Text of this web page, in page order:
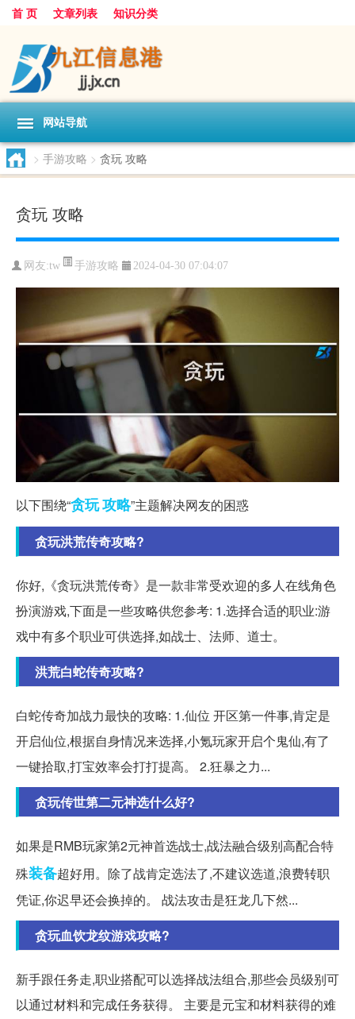
首 页 文章列表 知识分类
网站导航
> 手游攻略 > 贪玩 攻略
贪玩 攻略
网友:tw 手游攻略 2024-04-30 07:04:07
以下围绕“贪玩攻略”主题解决网友的困惑
贪玩洪荒传奇攻略?
你好,《贪玩洪荒传奇》是一款非常受欢迎的多人在线角色
扮演游戏,下面是一些攻略供您参考: 1.选择合适的职业:游
戏中有多个职业可供选择,如战士、法师、道士。
洪荒白蛇传奇攻略?
白蛇传奇加战力最快的攻略: 1.仙位 开区第一件事,肯定是
开启仙位,根据自身情况来选择,小氪玩家开启个鬼仙,有了
一键拾取,打宝效率会打打提高。 2.狂暴之力...
贪玩传世第二元神选什么好?
如果是RMB玩家第2元神首选战士,战法融合级别高配合特
殊装备超好用。除了战肯定选法了,不建议选道,浪费转职
凭证,你迟早还会换掉的。 战法攻击是狂龙几下然...
贪玩血饮龙纹游戏攻略?
新手跟任务走,职业搭配可以选择战法组合,那些会员级别可
以通过材料和完成任务获得。 主要是元宝和材料获得的难